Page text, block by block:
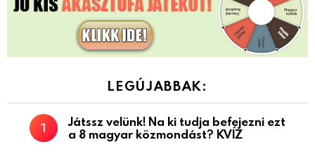
LEGÚJABBAK:
Játssz velünk! Na ki tudja befejezni ezt
a 8 magyar közmondást? KVÍZ